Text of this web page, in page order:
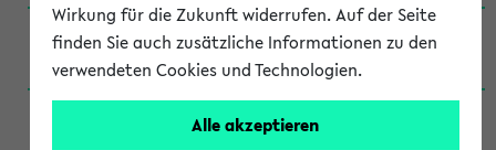
Anglistik: British and American Studies / B.A.
(Einschreibung bis SoSe 2013)
Anglistik: British and American Studies / Ba
(Einschreibung bis SoSe 2011)
Wirkung für die Zukunft widerrufen. Auf der Seite
finden Sie auch zusätzliche Informationen zu den
verwendeten Cookies und Technologien.
Alle akzeptieren